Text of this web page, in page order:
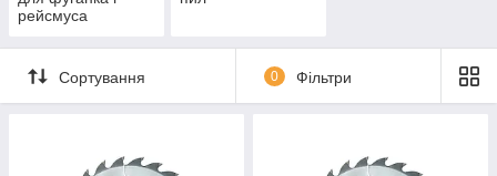
рейсмуса
Сортування 0 Фільтри